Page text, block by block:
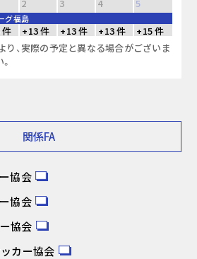
2 3 4 5
グ福島
件 +13 件 +13 件 +13 件
+15 件
、実際の予定と異なる場合がございま
関係FA
協会
協会
協会
カー協会